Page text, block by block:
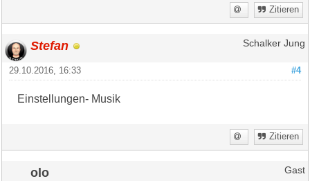
Zitieren
Stefan Schalker Jung
#4
29.10.2016, 16:33
Einstellungen- Musik
Zitieren
olo Gast